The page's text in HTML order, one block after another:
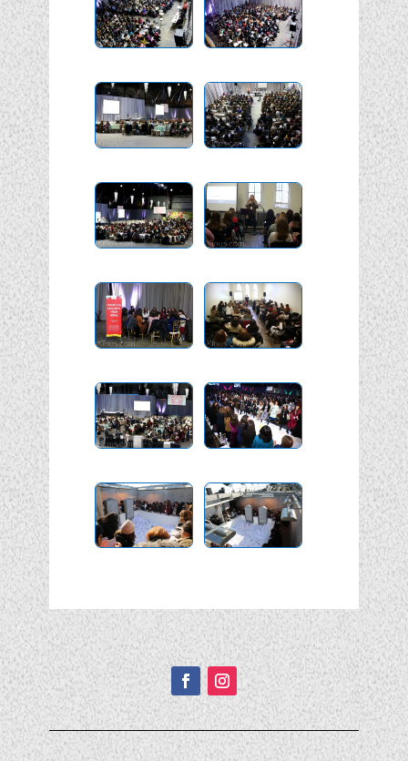
Подписывайтесь!